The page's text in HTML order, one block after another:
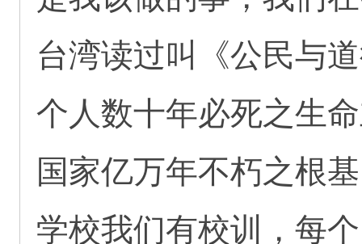
台湾读过叫《公民与
个人数十年必死之生
国家亿万年不朽之根
学校我们有校训，每个